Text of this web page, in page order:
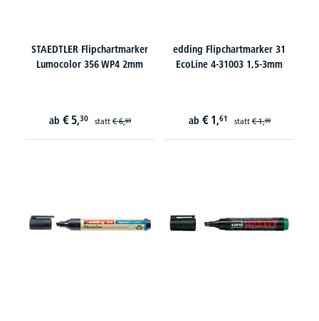
STAEDTLER Flipchartmarker
Lumocolor 356 WP4 2mm
ab € 5,30 statt€ 6,69
edding Flipchartmarker 31
EcoLine 4-31003 1,5-3mm
ab € 1,61 statt€ 1,99